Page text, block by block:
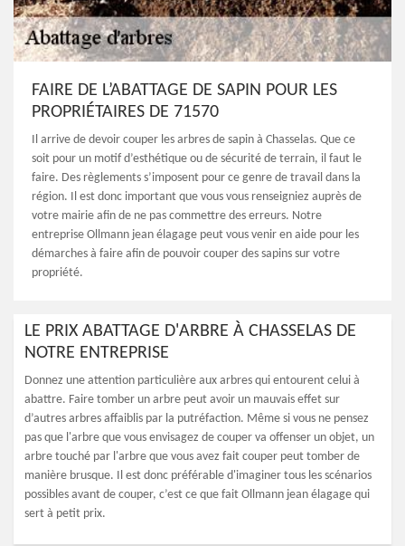
FAIRE DE L’ABATTAGE DE SAPIN POUR LES
PROPRIÉTAIRES DE 71570
Il arrive de devoir couper les arbres de sapin à Chasselas. Que ce
soit pour un motif d’esthétique ou de sécurité de terrain, il faut le
faire. Des règlements s’imposent pour ce genre de travail dans la
région. Il est donc important que vous vous renseigniez auprès de
votre mairie afin de ne pas commettre des erreurs. Notre
entreprise Ollmann jean élagage peut vous venir en aide pour les
démarches à faire afin de pouvoir couper des sapins sur votre
propriété.
LE PRIX ABATTAGE D'ARBRE À CHASSELAS DE
NOTRE ENTREPRISE
Donnez une attention particulière aux arbres qui entourent celui à
abattre. Faire tomber un arbre peut avoir un mauvais effet sur
d’autres arbres affaiblis par la putréfaction. Même si vous ne pensez
pas que l'arbre que vous envisagez de couper va offenser un objet, un
arbre touché par l'arbre que vous avez fait couper peut tomber de
manière brusque. Il est donc préférable d'imaginer tous les scénarios
possibles avant de couper, c’est ce que fait Ollmann jean élagage qui
sert à petit prix.